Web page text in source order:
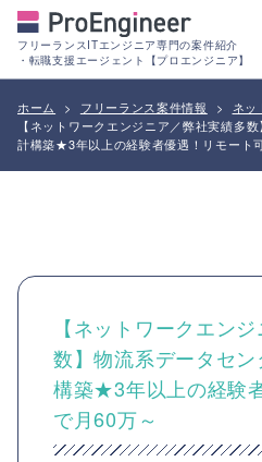
フリーランスITエンジニア専門の案件紹介
・転職支援エージェント【プロエンジニア】
ホーム > フリーランス案件情報 > ネッ
【ネットワークエンジニア／弊社実績多
計構築★3年以上の経験者優遇！リモート
【ネットワークエン
数】物流系データセ
構築★3年以上の経験
で月60万～